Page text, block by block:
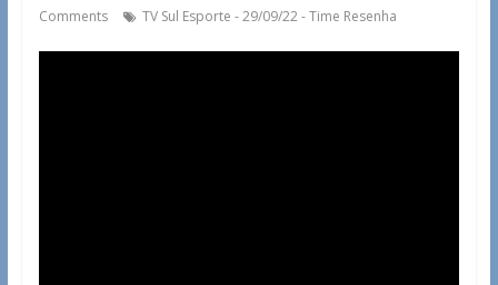
Comments
TV Sul Esporte - 29/09/22 - Time Resenha